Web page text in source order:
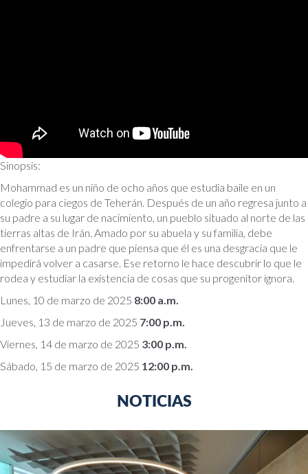
Sinopsis:
Mohammad es un niño de ocho años que estudia baile en un
colegio para ciegos de Teherán. Después de un año regresa junto a
su padre a su lugar de nacimiento, un pueblo situado al norte de las
tierras altas de Irán. Amado por su abuela y su familia, debe
enfrentarse a un padre que piensa que él es una desgracia que le
impedirá volver a casarse. Ese retorno le hace descubrir lo que le
rodea y estudiar la existencia de cosas que su progenitor ignora.
Lunes, 10 de marzo de 2025 8:00 a.m.
Jueves, 13 de marzo de 2025 7:00 p.m.
Viernes, 14 de marzo de 2025 3:00 p.m.
Sábado, 15 de marzo de 2025 12:00 p.m.
NOTICIAS